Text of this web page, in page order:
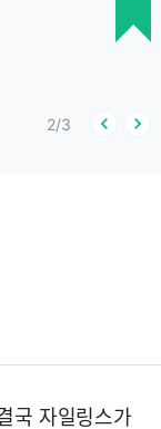
2/3
국 자일링스가